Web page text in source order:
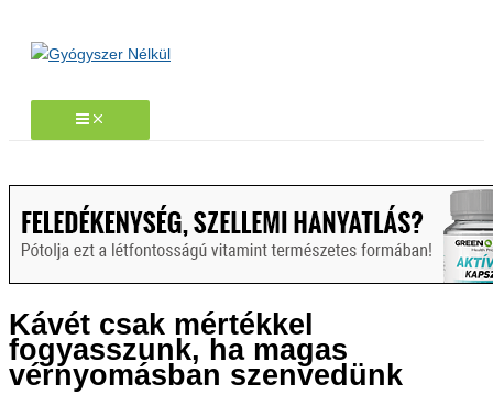
Kávét csak mértékkel
fogyasszunk, ha magas
vérnyomásban szenvedünk